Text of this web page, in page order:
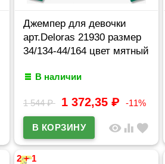
Джемпер для девочки
арт.Deloras 21930 размер
34/134-44/164 цвет мятный
В наличии
1 544₽ 1 372,35 ₽ -11%
visibility equalizer favorite
2 + 1